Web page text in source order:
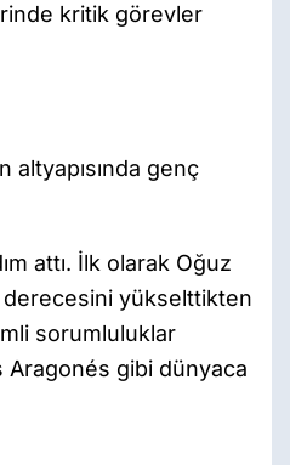
kritik görevler
genç
attı. İlk olarak Oğuz
yükselttikten
sorumluluklar
Aragonés gibi dünyaca